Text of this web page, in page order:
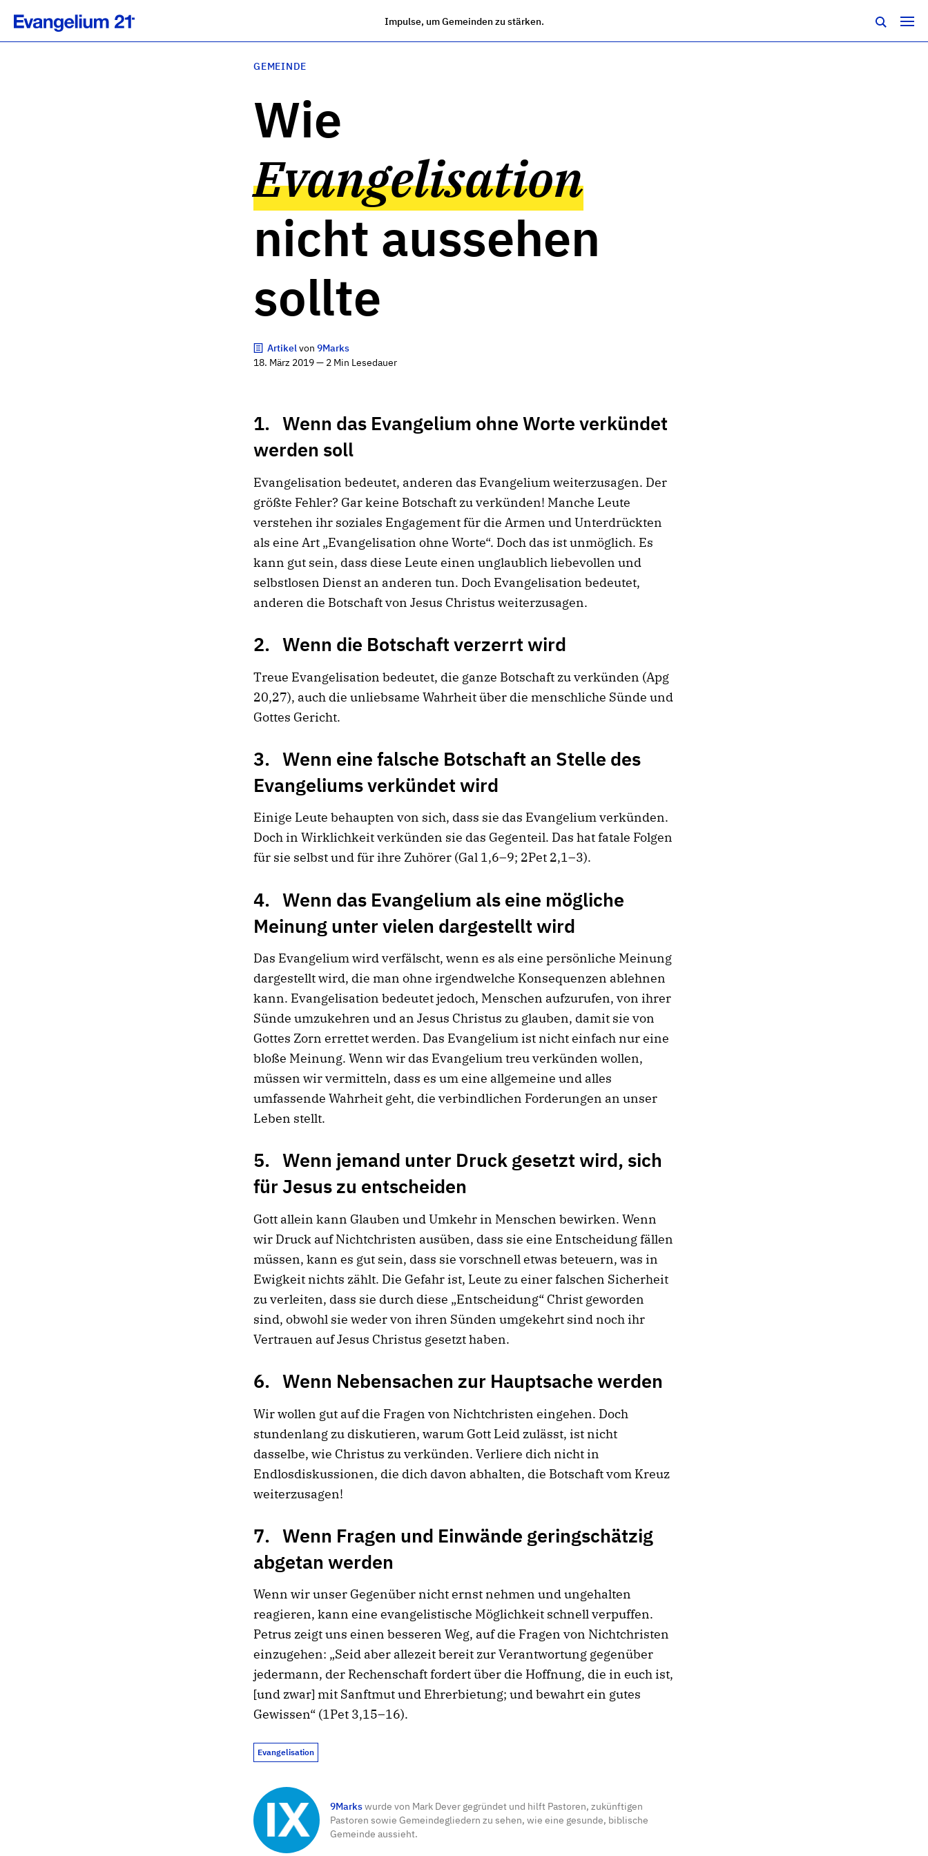
Impulse, um Gemeinden zu stärken.
GEMEINDE
Wie
Evangelisation
nicht aussehen
sollte
Artikelvon9Marks
18. März 2019 — 2 Min Lesedauer
1. Wenn das Evangelium ohne Worte verkündet
werden soll
Evangelisation bedeutet, anderen das Evangelium weiterzusagen. Der
größte Fehler? Gar keine Botschaft zu verkünden! Manche Leute
verstehen ihr soziales Engagement für die Armen und Unterdrückten
als eine Art „Evangelisation ohne Worte“. Doch das ist unmöglich. Es
kann gut sein, dass diese Leute einen unglaublich liebevollen und
selbstlosen Dienst an anderen tun. Doch Evangelisation bedeutet,
anderen die Botschaft von Jesus Christus weiterzusagen.
2. Wenn die Botschaft verzerrt wird
Treue Evangelisation bedeutet, die ganze Botschaft zu verkünden (Apg
20,27), auch die unliebsame Wahrheit über die menschliche Sünde und
Gottes Gericht.
3. Wenn eine falsche Botschaft an Stelle des
Evangeliums verkündet wird
Einige Leute behaupten von sich, dass sie das Evangelium verkünden.
Doch in Wirklichkeit verkünden sie das Gegenteil. Das hat fatale Folgen
für sie selbst und für ihre Zuhörer (Gal 1,6–9; 2Pet 2,1–3).
4. Wenn das Evangelium als eine mögliche
Meinung unter vielen dargestellt wird
Das Evangelium wird verfälscht, wenn es als eine persönliche Meinung
dargestellt wird, die man ohne irgendwelche Konsequenzen ablehnen
kann. Evangelisation bedeutet jedoch, Menschen aufzurufen, von ihrer
Sünde umzukehren und an Jesus Christus zu glauben, damit sie von
Gottes Zorn errettet werden. Das Evangelium ist nicht einfach nur eine
bloße Meinung. Wenn wir das Evangelium treu verkünden wollen,
müssen wir vermitteln, dass es um eine allgemeine und alles
umfassende Wahrheit geht, die verbindlichen Forderungen an unser
Leben stellt.
5. Wenn jemand unter Druck gesetzt wird, sich
für Jesus zu entscheiden
Gott allein kann Glauben und Umkehr in Menschen bewirken. Wenn
wir Druck auf Nichtchristen ausüben, dass sie eine Entscheidung fällen
müssen, kann es gut sein, dass sie vorschnell etwas beteuern, was in
Ewigkeit nichts zählt. Die Gefahr ist, Leute zu einer falschen Sicherheit
zu verleiten, dass sie durch diese „Entscheidung“ Christ geworden
sind, obwohl sie weder von ihren Sünden umgekehrt sind noch ihr
Vertrauen auf Jesus Christus gesetzt haben.
6. Wenn Nebensachen zur Hauptsache werden
Wir wollen gut auf die Fragen von Nichtchristen eingehen. Doch
stundenlang zu diskutieren, warum Gott Leid zulässt, ist nicht
dasselbe, wie Christus zu verkünden. Verliere dich nicht in
Endlosdiskussionen, die dich davon abhalten, die Botschaft vom Kreuz
weiterzusagen!
7. Wenn Fragen und Einwände geringschätzig
abgetan werden
Wenn wir unser Gegenüber nicht ernst nehmen und ungehalten
reagieren, kann eine evangelistische Möglichkeit schnell verpuffen.
Petrus zeigt uns einen besseren Weg, auf die Fragen von Nichtchristen
einzugehen: „Seid aber allezeit bereit zur Verantwortung gegenüber
jedermann, der Rechenschaft fordert über die Hoffnung, die in euch ist,
[und zwar] mit Sanftmut und Ehrerbietung; und bewahrt ein gutes
Gewissen“ (1Pet 3,15–16).
Evangelisation
9Markswurde von Mark Dever gegründet und hilft Pastoren, zukünftigen
Pastoren sowie Gemeindegliedern zu sehen, wie eine gesunde, biblische
Gemeinde aussieht.